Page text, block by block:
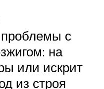
с
на
или искрит
из строя